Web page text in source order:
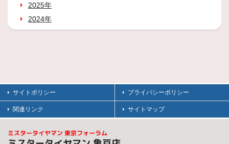
2025年
2024年
サイトポリシー プライバシーポリシー
関連リンク サイトマップ
ミスタータイヤマン 東京フォーラム